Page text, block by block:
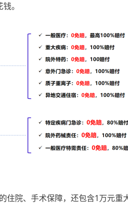
。
住院、手术保障，还包含1万元重